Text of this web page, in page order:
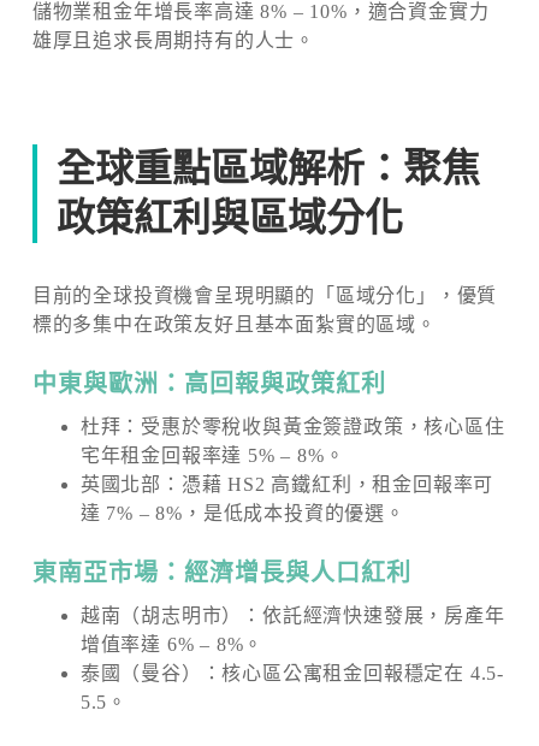
儲物業租金年增長率高達 8% – 10%，適合資金實力
雄厚且追求長周期持有的人士。
全球重點區域解析：聚焦
政策紅利與區域分化
目前的全球投資機會呈現明顯的「區域分化」，優質
標的多集中在政策友好且基本面紮實的區域。
中東與歐洲：高回報與政策紅利
杜拜：受惠於零稅收與黃金簽證政策，核心區住
宅年租金回報率達 5% – 8%。
英國北部：憑藉 HS2 高鐵紅利，租金回報率可
達 7% – 8%，是低成本投資的優選。
東南亞市場：經濟增長與人口紅利
越南（胡志明市）：依託經濟快速發展，房產年
增值率達 6% – 8%。
泰國（曼谷）：核心區公寓租金回報穩定在 4.5-
5.5。